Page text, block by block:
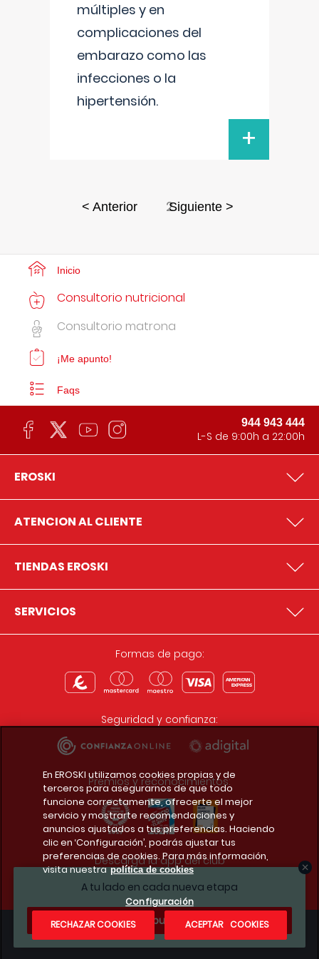
múltiples y en
complicaciones del
embarazo como las
infecciones o la
hipertensión.
+
< Anterior 2Siguiente >
A tu lado en cada nueva etapa
¿Te apuntas?
Inicio
Consultorio nutricional
Consultorio matrona
¡Me apunto!
Faqs
944 943 444
L-S de 9:00h a 22:00h
EROSKI
ATENCION AL CLIENTE
TIENDAS EROSKI
SERVICIOS
Formas de pago:
Seguridad y confianza:
Premios y reconocimientos:
Descarga la app del club
Condiciones legales
En EROSKI utilizamos cookies propias y de
terceros para asegurarnos de que todo
funcione correctamente, ofrecerte el mejor
servicio y mostrarte recomendaciones y
anuncios ajustados a tus preferencias. Haciendo
clic en ‘Configuración’, podrás ajustar tus
preferencias de cookies. Para más información,
visita nuestra política de cookies
Configuración
RECHAZAR COOKIES
ACEPTAR COOKIES